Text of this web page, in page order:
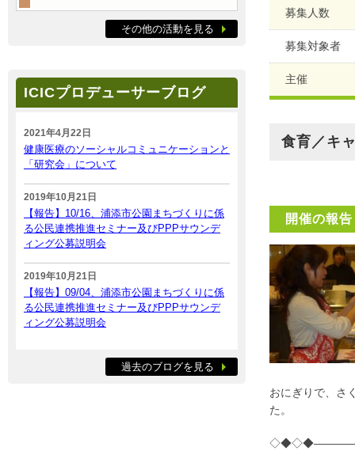
募集人数
募集対象者
主催
食育／キ
開催の報告
おにぎりで、さ
た。
その他の活動を見る
ICICプロデューサーブログ
2021年4月22日
健康医療のソーシャルコミュニケーションと
「研究会」について
2019年10月21日
【報告】10/16、浦添市公園まちづくりに係
る公民連携推進セミナー及びPPPサウンデ
ィング公募説明会
2019年10月21日
【報告】09/04、浦添市公園まちづくりに係
る公民連携推進セミナー及びPPPサウンデ
ィング公募説明会
過去のブログを見る